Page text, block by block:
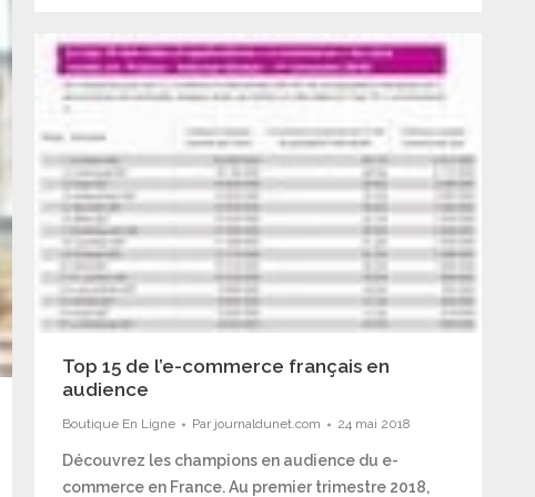
Top 15 de l’e-commerce français en
audience
Boutique En Ligne Par journaldunet.com 24 mai 2018
Découvrez les champions en audience du e-
commerce en France. Au premier trimestre 2018,